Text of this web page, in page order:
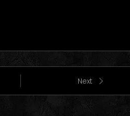
Next